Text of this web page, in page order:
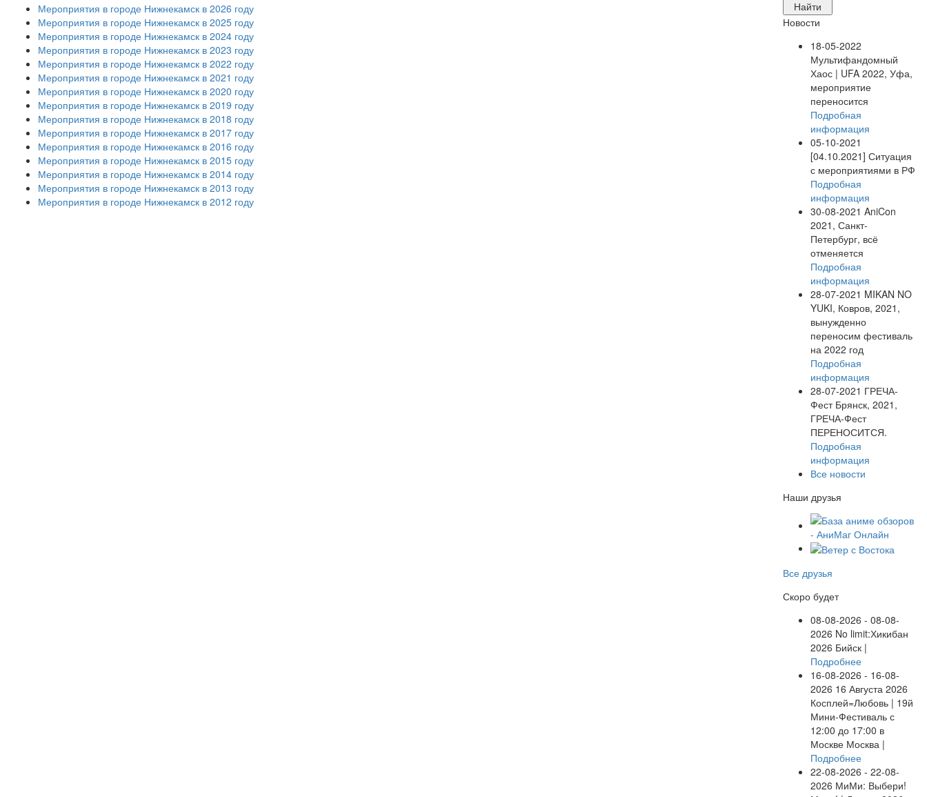
Мероприятия в городе Нижнекамск в 2026 году
Мероприятия в городе Нижнекамск в 2025 году
Мероприятия в городе Нижнекамск в 2024 году
Мероприятия в городе Нижнекамск в 2023 году
Мероприятия в городе Нижнекамск в 2022 году
Мероприятия в городе Нижнекамск в 2021 году
Мероприятия в городе Нижнекамск в 2020 году
Мероприятия в городе Нижнекамск в 2019 году
Мероприятия в городе Нижнекамск в 2018 году
Мероприятия в городе Нижнекамск в 2017 году
Мероприятия в городе Нижнекамск в 2016 году
Мероприятия в городе Нижнекамск в 2015 году
Мероприятия в городе Нижнекамск в 2014 году
Мероприятия в городе Нижнекамск в 2013 году
Мероприятия в городе Нижнекамск в 2012 году
Новости
18-05-2022
Мультифандомный
Хаос | UFA 2022, Уфа,
мероприятие
переносится
Подробная
информация
05-10-2021
[04.10.2021] Ситуация
с мероприятиями в РФ
Подробная
информация
30-08-2021 AniCon
2021, Санкт-
Петербург, всё
отменяется
Подробная
информация
28-07-2021 MIKAN NO
YUKI, Ковров, 2021,
вынужденно
переносим фестиваль
на 2022 год
Подробная
информация
28-07-2021 ГРЕЧА-
Фест Брянск, 2021,
ГРЕЧА-Фест
ПЕРЕНОСИТСЯ.
Подробная
информация
Все новости
Наши друзья
Все друзья
Скоро будет
08-08-2026 - 08-08-
2026 No limit:Хикибан
2026 Бийск |
Подробнее
16-08-2026 - 16-08-
2026 16 Августа 2026
Косплей=Любовь | 19й
Мини-Фестиваль с
12:00 до 17:00 в
Москве Москва |
Подробнее
22-08-2026 - 22-08-
2026 МиМи: Выбери!